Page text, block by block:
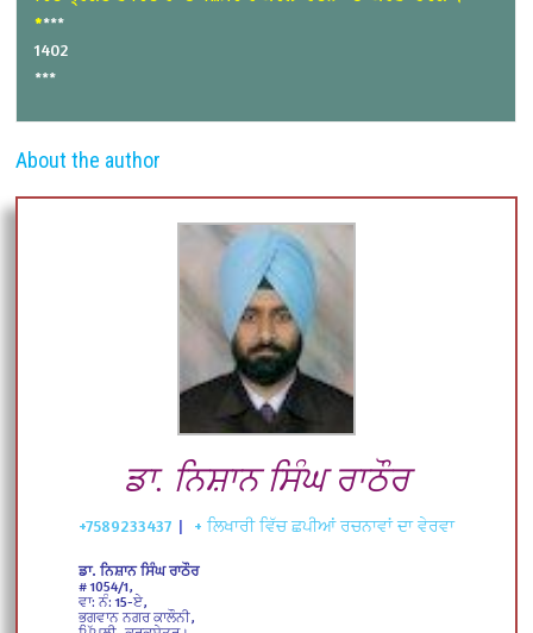
****
1402
***
About the author
ਡਾ. ਨਿਸ਼ਾਨ ਸਿੰਘ ਰਾਠੌਰ
+7589233437 | + ਲਿਖਾਰੀ ਵਿੱਚ ਛਪੀਆਂ ਰਚਨਾਵਾਂ ਦਾ ਵੇਰਵਾ
ਡਾ. ਨਿਸ਼ਾਨ ਸਿੰਘ ਰਾਠੌਰ
# 1054/1,
ਵਾ: ਨੰ: 15-ਏ,
ਭਗਵਾਨ ਨਗਰ ਕਾਲੌਨੀ,